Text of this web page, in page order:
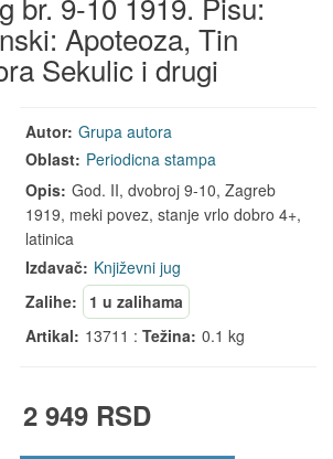
Apoteoza, Tin
Sekulic i drugi
Autor: Grupa autora
Oblast: Periodicna stampa
Opis: God. II, dvobroj 9-10, Zagreb
1919, meki povez, stanje vrlo dobro 4+,
latinica
Izdavač: Književni jug
Zalihe:
1 u zalihama
Artikal: 13711 :Težina: 0.1 kg
2 949 RSD